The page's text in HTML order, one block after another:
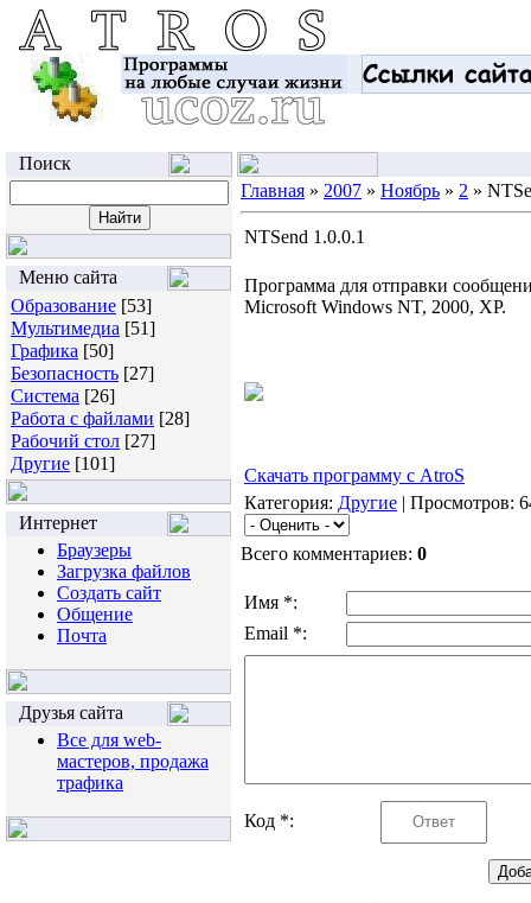
Поиск
Меню сайта
Образование [53]
Мультимедиа [51]
Графика [50]
Безопасность [27]
Система [26]
Работа с файлами [28]
Рабочий стол [27]
Другие [101]
Интернет
Браузеры
Загрузка файлов
Создать сайт
Общение
Почта
Друзья сайта
Все для web-
мастеров, продажа
трафика
Главная » 2007 » Ноябрь » 2 »
NTSend 1.0.0.1
Программа для отправки
Microsoft Windows NT, 2000, XP.
Скачать программу с AtroS
Категория: Другие | Просмотров:
Всего комментариев: 0
Имя *:
Email *:
Код *: